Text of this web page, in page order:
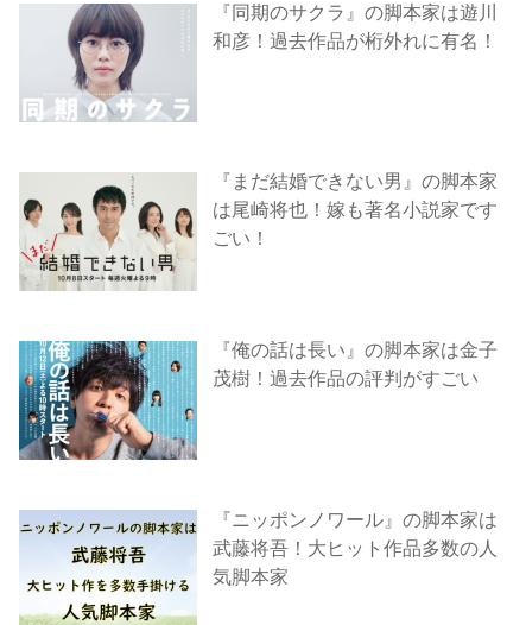
『同期のサクラ』の脚本家は遊川
和彦！過去作品が桁外れに有名！
『まだ結婚できない男』の脚本家
は尾崎将也！嫁も著名小説家です
ごい！
『俺の話は長い』の脚本家は金子
茂樹！過去作品の評判がすごい
『ニッポンノワール』の脚本家は
武藤将吾！大ヒット作品多数の人
気脚本家